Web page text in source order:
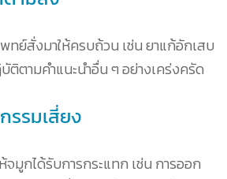
ทย์สั่งมาให้ครบถ้วน เช่น ยาแก้อักเสบ
ติตามคำแนะนำอื่น ๆ อย่างเคร่งครัด
รรมเสี่ยง
มูกได้รับการกระแทก เช่น การออก